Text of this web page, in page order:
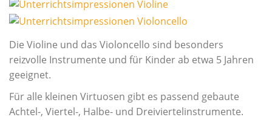
einem
vielfältigen
Angebot.
Förderverein
Lehrbereiche
Musikalische Grundausbildung
Musikgarten
Musikalische Früherziehung
Die Violine und das Violoncello sind besonders
reizvolle Instrumente und für Kinder ab etwa 5 Jahren
geeignet.
Für alle kleinen Virtuosen gibt es passend gebaute
Achtel-, Viertel-, Halbe- und Dreiviertelinstrumente.